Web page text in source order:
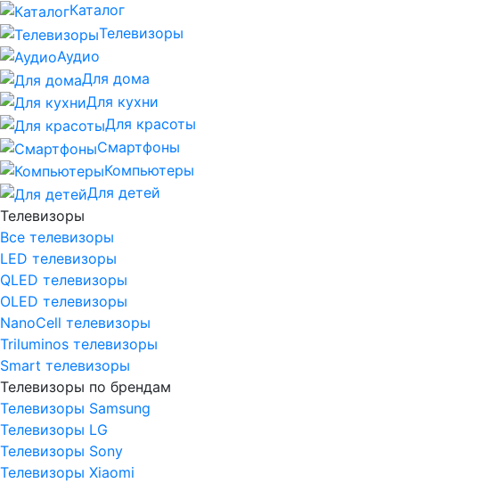
Каталог
Телевизоры
Аудио
Для дома
Для кухни
Для красоты
Смартфоны
Компьютеры
Для детей
Телевизоры
Все телевизоры
LED телевизоры
QLED телевизоры
OLED телевизоры
NanoCell телевизоры
Triluminos телевизоры
Smart телевизоры
Телевизоры по брендам
Телевизоры Samsung
Телевизоры LG
Телевизоры Sony
Телевизоры Xiaomi